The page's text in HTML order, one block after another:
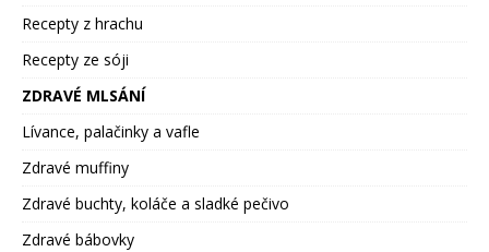
Recepty z hrachu
Recepty ze sóji
ZDRAVÉ MLSÁNÍ
Lívance, palačinky a vafle
Zdravé muffiny
Zdravé buchty, koláče a sladké pečivo
Zdravé bábovky